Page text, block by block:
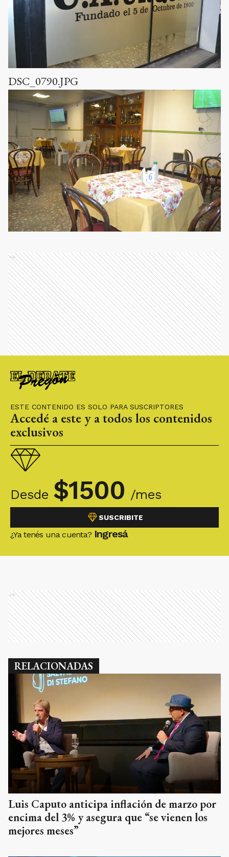
ESTE CONTENIDO ES SOLO PARA SUSCRIPTORES
Accedé a este y a todos los contenidos
exclusivos
Desde $1500 /mes
SUSCRIBITE
¿Ya tenés una cuenta? Ingresá
DSC_0790.JPG
Ads
Ads
RELACIONADAS
Luis Caputo anticipa inflación de marzo por
encima del 3% y asegura que “se vienen los
mejores meses”